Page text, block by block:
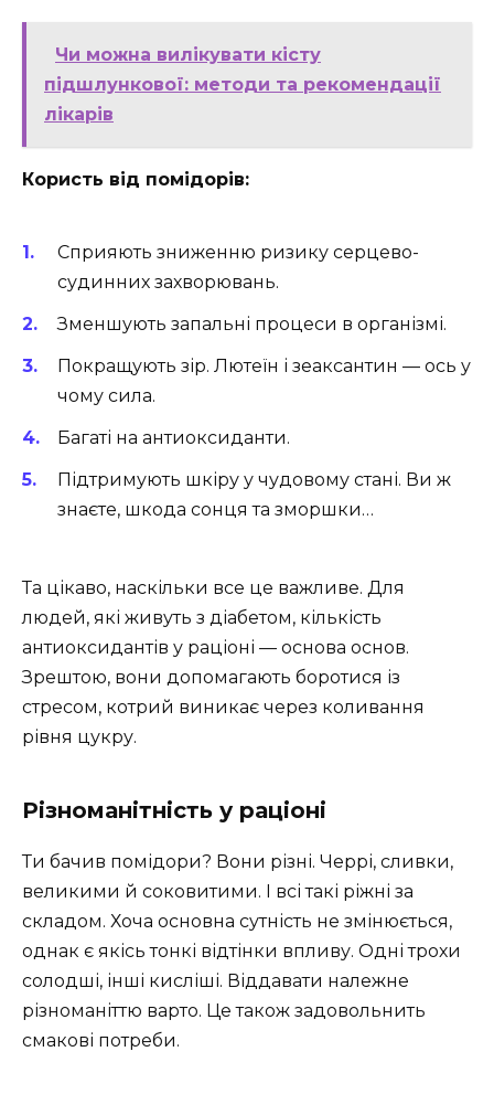
Чи можна вилікувати кісту
підшлункової: методи та рекомендації
лікарів
Користь від помідорів:
Сприяють зниженню ризику серцево-
судинних захворювань.
Зменшують запальні процеси в організмі.
Покращують зір. Лютеїн і зеаксантин — ось у
чому сила.
Багаті на антиоксиданти.
Підтримують шкіру у чудовому стані. Ви ж
знаєте, шкода сонця та зморшки…
Та цікаво, наскільки все це важливе. Для
людей, які живуть з діабетом, кількість
антиоксидантів у раціоні — основа основ.
Зрештою, вони допомагають боротися із
стресом, котрий виникає через коливання
рівня цукру.
Різноманітність у раціоні
Ти бачив помідори? Вони різні. Черрі, сливки,
великими й соковитими. І всі такі ріжні за
складом. Хоча основна сутність не змінюється,
однак є якісь тонкі відтінки впливу. Одні трохи
солодші, інші кисліші. Віддавати належне
різноманіттю варто. Це також задовольнить
смакові потреби.